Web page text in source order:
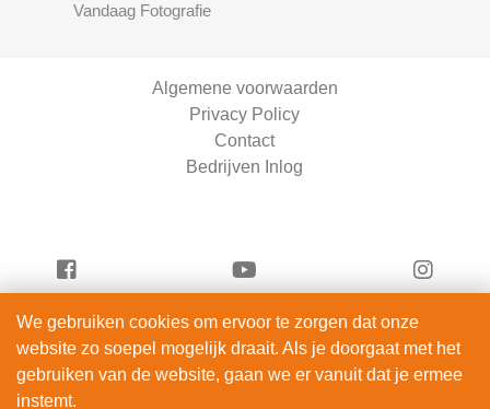
Vandaag Fotografie
Algemene voorwaarden
Privacy Policy
Contact
Bedrijven Inlog
Vandaag Scooters is onderdeel van
ServiceRight B.V. | KVK 90914872
We gebruiken cookies om ervoor te zorgen dat onze
website zo soepel mogelijk draait. Als je doorgaat met het
gebruiken van de website, gaan we er vanuit dat je ermee
instemt.